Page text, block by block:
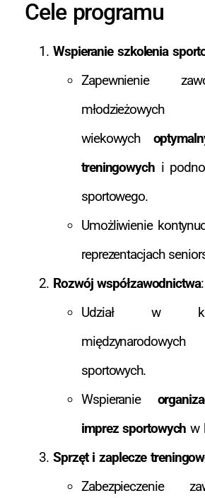
Cele programu
Wspieranie szkolenia
Zapewnienie
wiekowych
treningowychi
sportowego.
Umożliwienie
reprezentacjach
Rozwój współzawodnictwa:
Udział w
sportowych.
Wspieranie
imprez sportowych w
Sprzęt i zaplecze
Zabezpieczenie